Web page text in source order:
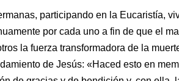
participando en la Eucaristía,
por cada uno a fin de que el
la fuerza transformadora de la
de Jesús: «Haced esto en